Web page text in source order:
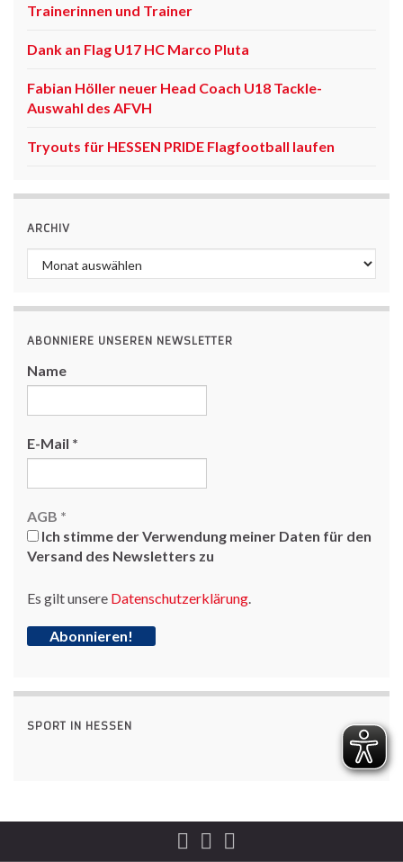
Trainerinnen und Trainer
Dank an Flag U17 HC Marco Pluta
Fabian Höller neuer Head Coach U18 Tackle-
Auswahl des AFVH
Tryouts für HESSEN PRIDE Flagfootball laufen
ARCHIV
Archiv
ABONNIERE UNSEREN NEWSLETTER
Name
E-Mail *
AGB *
Ich stimme der Verwendung meiner Daten für den
Versand des Newsletters zu
Es gilt unsere Datenschutzerklärung
SPORT IN HESSEN